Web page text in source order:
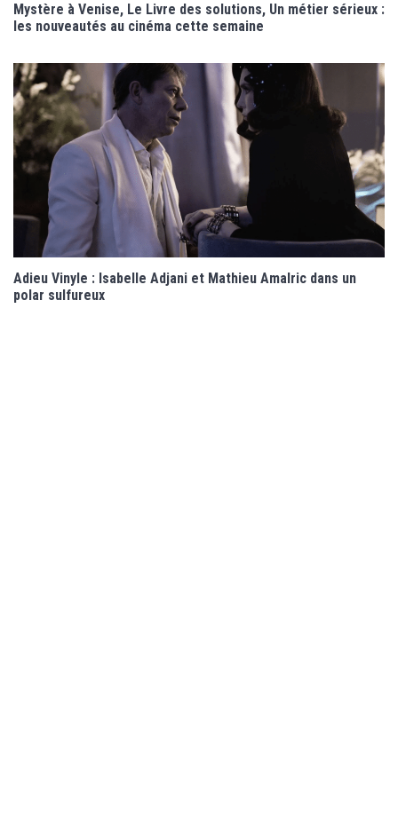
Mystère à Venise, Le Livre des solutions, Un métier sérieux :
les nouveautés au cinéma cette semaine
Adieu Vinyle : Isabelle Adjani et Mathieu Amalric dans un
polar sulfureux